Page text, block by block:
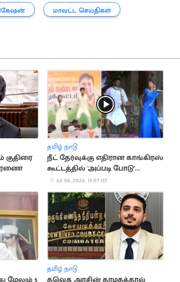
மாவட்ட செய்திகள்
குதிரை
தமிழ் நாடு
நீட் தேர்வுக்கு எதிரான காங்கிரஸ்
கூட்டத்தில் 'அப்படி போடு'
பாடலுக்கு நடனம்
Jul 06, 2026, 15:07 IST
தமிழ் நாடு